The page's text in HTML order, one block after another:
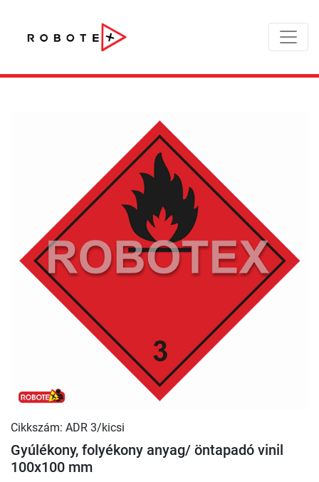
Cikkszám: ADR 3/kicsi
Gyúlékony, folyékony anyag/ öntapadó vinil
100x100 mm